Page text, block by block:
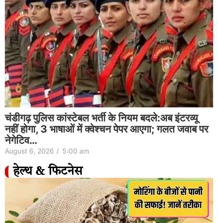
चंडीगढ़ पुलिस कांस्टेबल भर्ती के नियम बदले:अब इंटरव्यू
नहीं होगा, 3 भाषाओं में क्वेश्चन पेपर आएगा; गलत जवाब पर
नेगेटिव…
August 6, 2026 / 5:00 am
हेल्थ & फिटनेस